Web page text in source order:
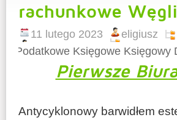
rachunkowe
11 lutego 2023 eligiusz
Podatkowe Księgowe
Pierwsze
Antycyklonowy barwidłem